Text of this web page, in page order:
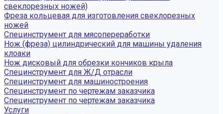
свеклорезных ножей)
Фреза кольцевая для изготовления свеклорезных
ножей
Специнструмент для мясопереработки
Нож (фреза) цилиндрический для машины удаления
клоаки
Нож дисковый для обрезки кончиков крыла
Специнструмент для Ж/Д отрасли
Специнструмент для машиностроения
Специнструмент по чертежам заказчика
Специнструмент по чертежам заказчика
Услуги